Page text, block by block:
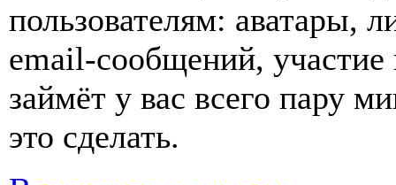
пользователям: аватары,
email-сообщений, участие
займёт у вас всего пару
это сделать.